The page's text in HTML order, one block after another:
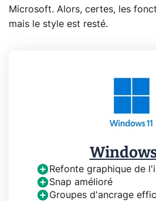
Microsoft. Alors, certes, les
mais le style est resté.
Windows
Refonte graphique de
Snap amélioré
Groupes d'ancrage